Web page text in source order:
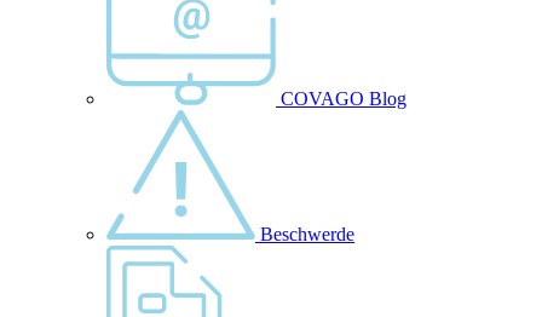
COVAGO Blog
Beschwerde